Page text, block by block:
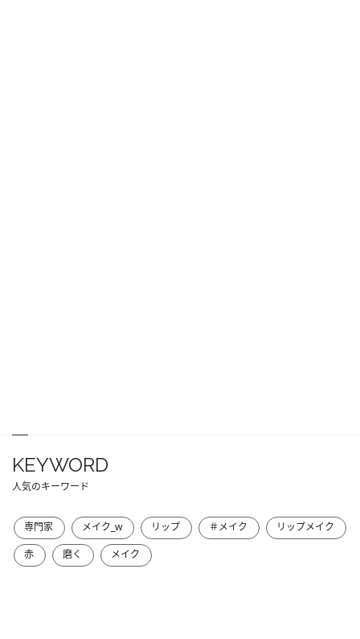
KEYWORD
人気のキーワード
専門家 メイク_w リップ ＃メイク
リップメイク
赤
磨く メイク